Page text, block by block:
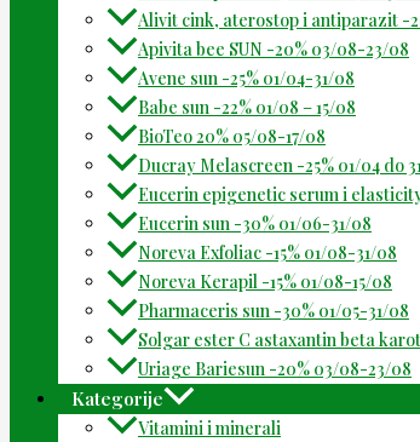
Alivit cink, aterostop i antiparazit -
Apivita bee SUN -20% 03/08-23/08
Avene sun -25% 01/04-31/08
Babe sun -22% 01/08 – 15/08
BioTeo 20% 05/08-17/08
Ducray Melascreen -25% 01/04 do
Eucerin epigenetic serum i
Eucerin sun -30% 01/06-31/08
Noreva Exfoliac -15% 01/08-31/08
Noreva Kerapil -15% 01/08-15/08
Pharmaceris sun -30% 01/05-31/08
Solgar ester C astaxantin beta
Uriage Bariesun -20% 03/08-23/08
Kategorije
Vitamini i minerali